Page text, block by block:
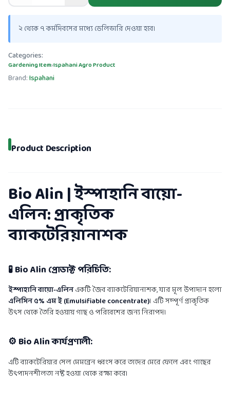
২ থেকে ৭ কর্মদিবসের মধ্যে ডেলিভারি দেওয়া হবে।
Categories:
Gardening Item›Ispahani Agro Product
Brand:Ispahani
Product Description
Bio Alin | ইস্পাহানি বায়ো-
এলিন: প্রাকৃতিক
ব্যাকটেরিয়ানাশক
🧪 Bio Alin প্রোডাক্ট পরিচিতি:
ইস্পাহানি বায়ো-এলিনএকটি জৈব ব্যাকটেরিয়ানাশক, যার মূল উপাদান হলো
এলিসিন ৫% এম ই (Emulsifiable concentrate)। এটি সম্পূর্ণ প্রাকৃতিক
উৎস থেকে তৈরি হওয়ায় গাছ ও পরিবেশের জন্য নিরাপদ।
⚙️ Bio Alin কার্যপ্রণালী:
এটি ব্যাকটেরিয়ার সেল মেমব্রেন ধ্বংস করে তাদের মেরে ফেলে এবং গাছের
উৎপাদনশীলতা নষ্ট হওয়া থেকে রক্ষা করে।